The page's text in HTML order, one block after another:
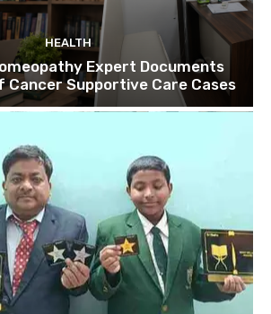
HEALTH
Expert Documents
Cancer Supportive Care Cases